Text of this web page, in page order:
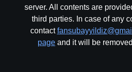
server. All contents are
third parties. In case of any
contact
page and it will be